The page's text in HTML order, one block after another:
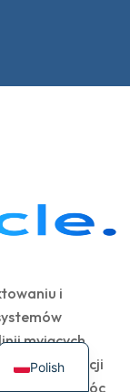
i
myjących
pelletizacji
aby pomóc
Polish